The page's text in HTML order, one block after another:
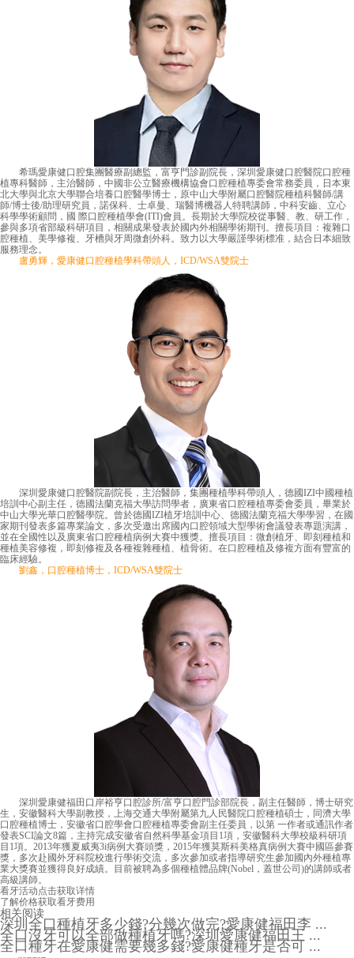
希瑪愛康健口腔集團醫療副總監，富亨門診副院長，深圳愛康健口腔醫院口腔種
植專科醫師，主治醫師，中國非公立醫療機構協會口腔種植專委會常務委員，日本東
北大學與北京大學聯合培養口腔醫學博士，原中山大學附屬口腔醫院種植科醫師/講
師/博士後/助理研究員，諾保科、士卓曼、瑞醫博機器人特聘講師，中科安齒、立心
科學學術顧問，國 際口腔種植學會(ITI)會員。長期於大學院校從事醫、教、研工作，
參與多項省部級科研項目，相關成果發表於國內外相關學術期刊。擅長項目：複雜口
腔種植、美學修複、牙槽與牙周微創外科。致力以大學嚴謹學術標准，結合日本細致
服務理念。
盧勇輝，愛康健口腔種植學科帶頭人，ICD/WSA雙院士
深圳愛康健口腔醫院副院長，主治醫師，集團種植學科帶頭人，德國IZI中國種植
培訓中心副主任，德國法蘭克福大學訪問學者，廣東省口腔種植專委會委員，畢業於
中山大學光華口腔醫學院。曾於德國IZI植牙培訓中心、德國法蘭克福大學學習，在國
家期刊發表多篇專業論文，多次受邀出席國內口腔領域大型學術會議發表專題演講，
並在全國性以及廣東省口腔種植病例大賽中獲獎。擅長項目：微創植牙、即刻種植和
種植美容修複，即刻修複及各種複雜種植、植骨術。在口腔種植及修複方面有豐富的
臨床經驗。
劉鑫，口腔種植博士，ICD/WSA雙院士
深圳愛康健福田口岸裕亨口腔診所/富亨口腔門診部院長，副主任醫師，博士研究
生，安徽醫科大學副教授，上海交通大學附屬第九人民醫院口腔種植碩士，同濟大學
口腔種植博士，安徽省口腔學會口腔種植專委會副主任委員，以第 一作者或通訊作者
發表SCI論文8篇，主持完成安徽省自然科學基金項目1項，安徽醫科大學校級科研項
目1項。2013年獲夏威夷3i病例大賽頭獎，2015年獲莫斯科美格真病例大賽中國區參賽
獎，多次赴國外牙科院校進行學術交流，多次參加或者指導研究生參加國內外種植專
業大獎賽並獲得良好成績。目前被聘為多個種植體品牌(Nobel，蓋世公司)的講師或者
高級講師。
看牙活动点击获取详情
了解价格获取看牙费用
相关阅读
深圳全口種植牙多少錢?分幾次做完?愛康健福田李 ...
全口沒牙可以全部做種植牙嗎?深圳愛康健福田王 ...
全口種牙在愛康健需要幾多錢?愛康健種牙是否可 ...